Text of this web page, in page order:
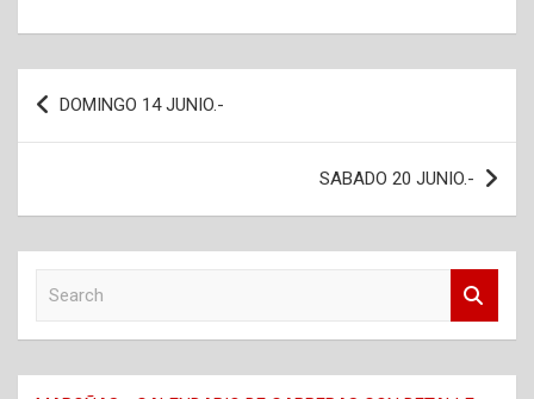
Navegación
de
DOMINGO 14 JUNIO.-
SABADO 20 JUNIO.-
c